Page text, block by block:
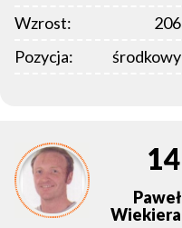
Wzrost:
206
Pozycja:
środkowy
14
Paweł
Wiekiera